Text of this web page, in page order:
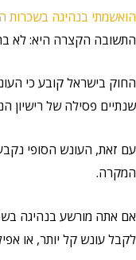
הואשמתי בנהיגה בשכרות
התשובה הקצרה היא: לא
החוק בישראל קובע כי
שנתיים פסילה של רישיון
עם זאת, העונש הסופי
המקרה.
אם אתה מורשע בנהיגה
לקבל עונש קל יותר, או